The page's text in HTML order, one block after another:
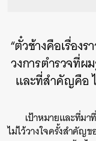
“ตั๋วช้างคือเรื่อง
วงการตำรวจที่ผ
และที่สำคัญคือ
เป้าหมายและที่มา
ไม่ไว้วางใจครั้งสำคัญ